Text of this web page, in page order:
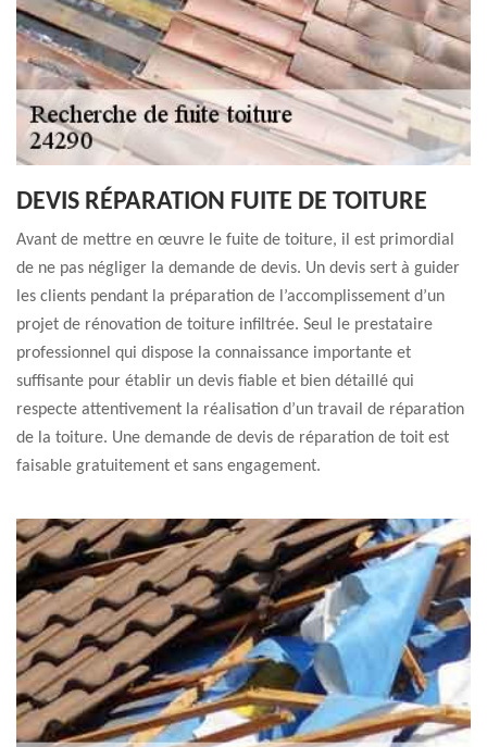
DEVIS RÉPARATION FUITE DE TOITURE
Avant de mettre en œuvre le fuite de toiture, il est primordial
de ne pas négliger la demande de devis. Un devis sert à guider
les clients pendant la préparation de l’accomplissement d’un
projet de rénovation de toiture infiltrée. Seul le prestataire
professionnel qui dispose la connaissance importante et
suffisante pour établir un devis fiable et bien détaillé qui
respecte attentivement la réalisation d’un travail de réparation
de la toiture. Une demande de devis de réparation de toit est
faisable gratuitement et sans engagement.